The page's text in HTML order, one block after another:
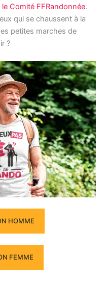
Comité FFRandonnée.
qui se chaussent à la
petites marches de
?
HOMME
FEMME